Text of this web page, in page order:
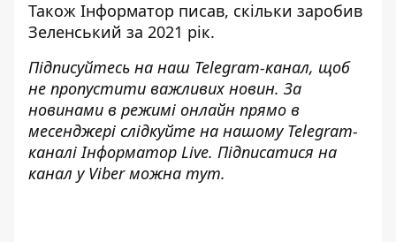
Також Інформатор писав, скільки заробив
Зеленський за 2021 рік.
Підписуйтесь на наш Telegram-канал, щоб
не пропустити важливих новин. За
новинами в режимі онлайн прямо в
месенджері слідкуйте на нашому Telegram-
каналіІнформатор Live. Підписатися на
канал у Viber можна тут.